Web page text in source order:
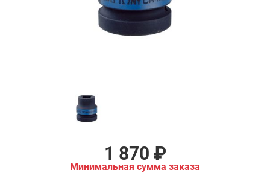
1 870 ₽
Минимальная сумма заказа
В кредит от 62 руб/мес